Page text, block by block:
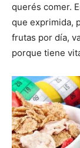
querés comer.
que exprimida,
frutas por día,
porque tiene